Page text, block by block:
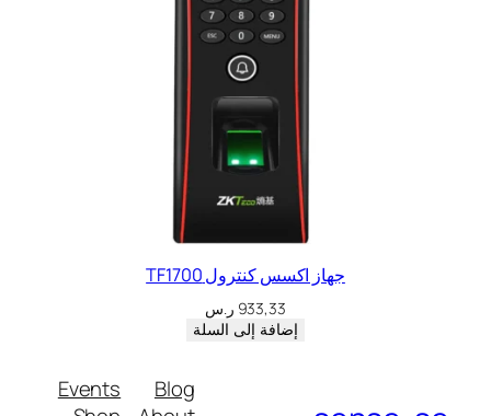
جهاز اكسس كنترول TF1700
933,33 ر.س
إضافة إلى السلة
Blog
Events